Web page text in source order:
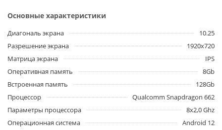
Основные характеристики
Диагональ экрана
10.25
Разрешение экрана
1920x720
Матрица экрана
IPS
Оперативная память
8Gb
Встроенная память
128Gb
Процессор
Qualcomm Snapdragon 662
Параметры процессора
8x2,0 Ghz
Операционная система
Android 12